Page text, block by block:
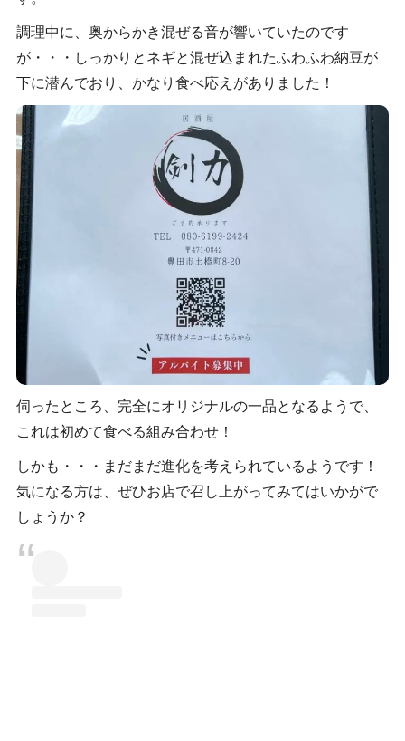
調理中に、奥からかき混ぜる音が響いていたのです
が・・・しっかりとネギと混ぜ込まれたふわふわ納豆が
下に潜んでおり、かなり食べ応えがありました！
伺ったところ、完全にオリジナルの一品となるようで、
これは初めて食べる組み合わせ！
しかも・・・まだまだ進化を考えられているようです！
気になる方は、ぜひお店で召し上がってみてはいかがで
しょうか？